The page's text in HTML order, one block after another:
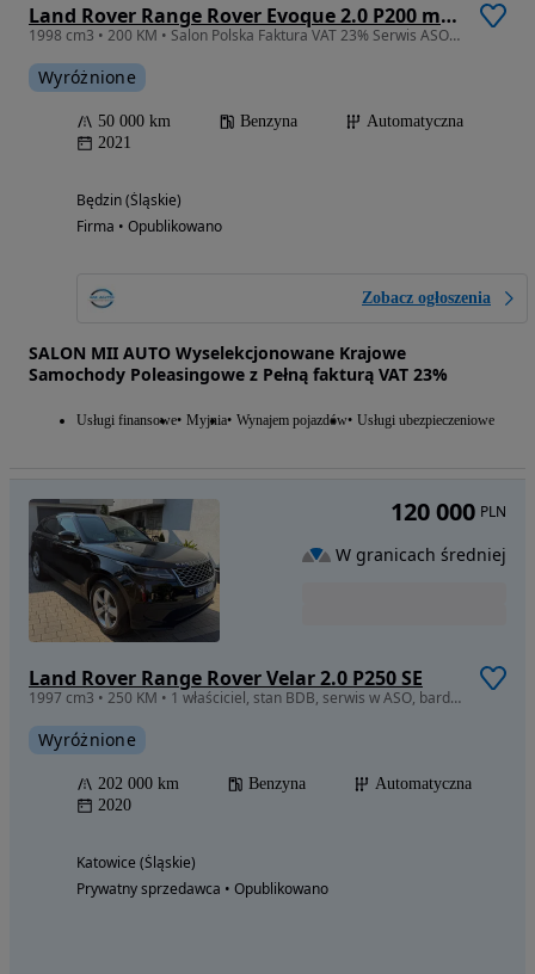
Land Rover Range Rover Evoque 2.0 P200 mHEV
1998 cm3 • 200 KM • Salon Polska Faktura VAT 23% Serwis ASO Bezwypadkowy I WŁ
Wyróżnione
50 000 km Benzyna
Automatyczna
2021
Będzin (Śląskie)
Firma • Opublikowano
Zobacz ogłoszenia
SALON MII AUTO Wyselekcjonowane Krajowe
Samochody Poleasingowe z Pełną fakturą VAT 23%
Usługi finansowe Myjnia Wynajem pojazdów Usługi ubezpieczeniowe
Land Rover Range Rover Velar 2.0 P250 SE
1997 cm3 • 250 KM • 1 właściciel, stan BDB, serwis w ASO, bardzo bogate wyposazen
Wyróżnione
202 000 km Benzyna
Automatyczna
2020
Katowice (Śląskie)
Prywatny sprzedawca • Opublikowano
120 000 PLN
W granicach średniej